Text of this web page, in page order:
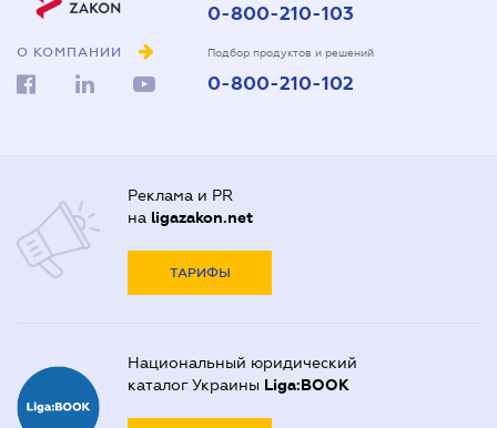
О КОМПАНИИ
0-800-210-103
Подбор продуктов и решений
0-800-210-102
Реклама и PR
на ligazakon.net
ТАРИФЫ
Национальный юридический
каталог Украины Liga:BOOK